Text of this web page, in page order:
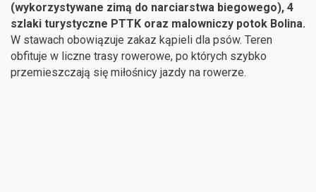
(wykorzystywane zimą do narciarstwa biegowego), 4
szlaki turystyczne PTTK oraz malowniczy potok Bolina.
W stawach obowiązuje zakaz kąpieli dla psów. Teren
obfituje w liczne trasy rowerowe, po których szybko
przemieszczają się miłośnicy jazdy na rowerze.